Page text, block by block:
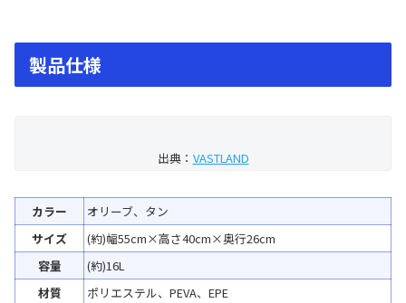
製品仕様
出典： VASTLAND
カラー
オリーブ、タン
サイズ
(約)幅55cm×高さ40cm×奥行26cm
容量
(約)16L
材質
ポリエステル、PEVA、EPE